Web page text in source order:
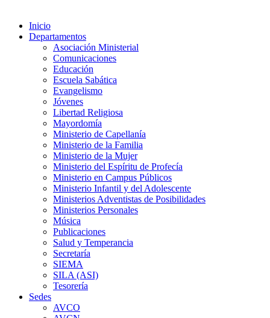
Inicio
Departamentos
Asociación Ministerial
Comunicaciones
Educación
Escuela Sabática
Evangelismo
Jóvenes
Libertad Religiosa
Mayordomía
Ministerio de Capellanía
Ministerio de la Familia
Ministerio de la Mujer
Ministerio del Espíritu de Profecía
Ministerio en Campus Públicos
Ministerio Infantil y del Adolescente
Ministerios Adventistas de Posibilidades
Ministerios Personales
Música
Publicaciones
Salud y Temperancia
Secretaría
SIEMA
SILA (ASI)
Tesorería
Sedes
AVCO